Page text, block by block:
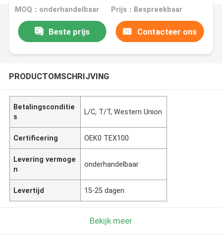
MOQ：onderhandelbaar Prijs：Bespreekbaar
Beste prijs Contacteer ons
PRODUCTOMSCHRIJVING
Betalingsconditie
s
L/C, T/T, Western Union
Certificering OEK0 TEX100
Levering vermoge
n
onderhandelbaar
Levertijd 15-25 dagen
Bekijk meer